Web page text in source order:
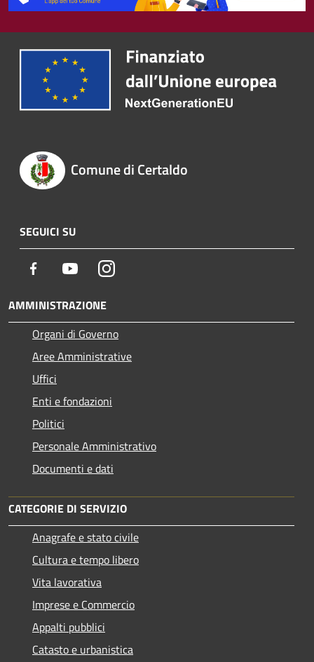
Comune di Certaldo
SEGUICI SU
Facebook YoutubeInstagram
AMMINISTRAZIONE
Organi di Governo
Aree Amministrative
Uffici
Enti e fondazioni
Politici
Personale Amministrativo
Documenti e dati
CATEGORIE DI SERVIZIO
Anagrafe e stato civile
Cultura e tempo libero
Vita lavorativa
Imprese e Commercio
Appalti pubblici
Catasto e urbanistica